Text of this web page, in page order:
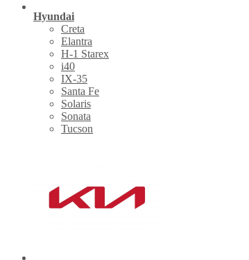
Hyundai
Creta
Elantra
H-1 Starex
i40
IX-35
Santa Fe
Solaris
Sonata
Tucson